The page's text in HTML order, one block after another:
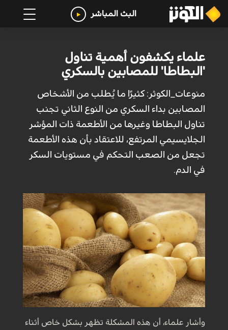
البث المباشر
علماء يكشفون أهمية تناول
'البطاطا' للمصابين بالسكري
منوعات_الكوثر: كثيرًا ما يُطلب من الأشخاص
المصابين بداء السكري من النوع الثاني تجنب
تناول البطاطا وغيرها من الأطعمة ذات المؤشر
الجلايسيمي المرتفع، للاعتقاد بأن هذه الأطعمة
تجعل من الصعب التحكم في مستويات السكر
في الدم.
وأشار علماء، أن هذه المشكلة تظهر بشكل خاص أثناء